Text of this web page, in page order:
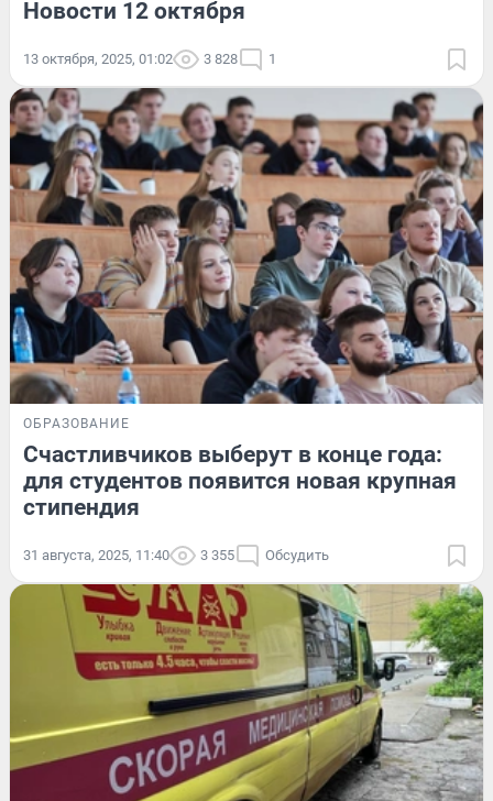
Новости 12 октября
13 октября, 2025, 01:02 3 828 1
ОБРАЗОВАНИЕ
Счастливчиков выберут в конце года:
для студентов появится новая крупная
стипендия
31 августа, 2025, 11:40 3 355 Обсудить